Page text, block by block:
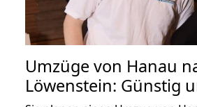
Umzüge von Hanau
Löwenstein: Günstig